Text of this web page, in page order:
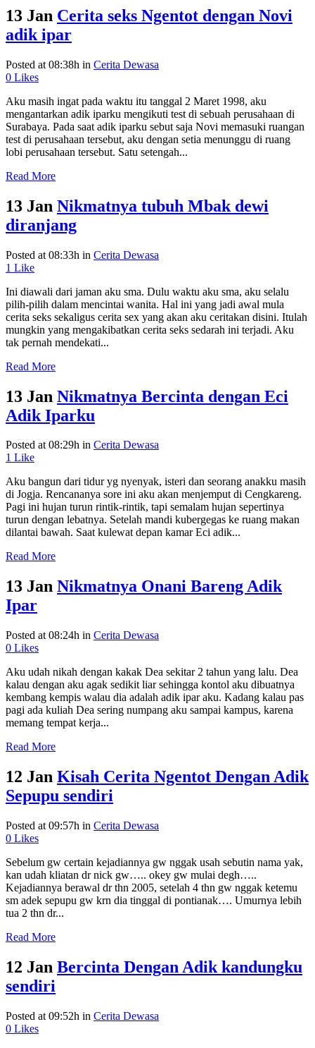
13 Jan Cerita seks Ngentot dengan Novi
adik ipar
Posted at 08:38h in Cerita Dewasa
0 Likes
Aku masih ingat pada waktu itu tanggal 2 Maret 1998, aku
mengantarkan adik iparku mengikuti test di sebuah perusahaan di
Surabaya. Pada saat adik iparku sebut saja Novi memasuki ruangan
test di perusahaan tersebut, aku dengan setia menunggu di ruang
lobi perusahaan tersebut. Satu setengah...
Read More
13 Jan Nikmatnya tubuh Mbak dewi
diranjang
Posted at 08:33h in Cerita Dewasa
1 Like
Ini diawali dari jaman aku sma. Dulu waktu aku sma, aku selalu
pilih-pilih dalam mencintai wanita. Hal ini yang jadi awal mula
cerita seks sekaligus cerita sex yang akan aku ceritakan disini. Itulah
mungkin yang mengakibatkan cerita seks sedarah ini terjadi. Aku
tak pernah mendekati...
Read More
13 Jan Nikmatnya Bercinta dengan Eci
Adik Iparku
Posted at 08:29h in Cerita Dewasa
1 Like
Aku bangun dari tidur yg nyenyak, isteri dan seorang anakku masih
di Jogja. Rencananya sore ini aku akan menjemput di Cengkareng.
Pagi ini hujan turun rintik-rintik, tapi semalam hujan sepertinya
turun dengan lebatnya. Setelah mandi kubergegas ke ruang makan
dilantai bawah. Saat kulewat depan kamar Eci adik...
Read More
13 Jan Nikmatnya Onani Bareng Adik
Ipar
Posted at 08:24h in Cerita Dewasa
0 Likes
Aku udah nikah dengan kakak Dea sekitar 2 tahun yang lalu. Dea
kalau dengan aku agak sedikit liar sehingga kontol aku dibuatnya
kembang kempis walau dia adalah adik ipar aku. Kadang kalau pas
pagi ada kuliah Dea sering numpang aku sampai kampus, karena
memang tempat kerja...
Read More
12 Jan Kisah Cerita Ngentot Dengan Adik
Sepupu sendiri
Posted at 09:57h in Cerita Dewasa
0 Likes
Sebelum gw certain kejadiannya gw nggak usah sebutin nama yak,
kan udah kliatan dr nick gw….. okey gw mulai degh…..
Kejadiannya berawal dr thn 2005, setelah 4 thn gw nggak ketemu
sm adek sepupu gw krn dia tinggal di pontianak…. Umurnya lebih
tua 2 thn dr...
Read More
12 Jan Bercinta Dengan Adik kandungku
sendiri
Posted at 09:52h in Cerita Dewasa
0 Likes